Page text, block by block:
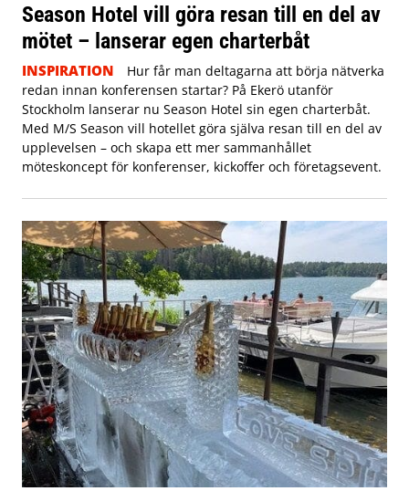
Season Hotel vill göra resan till en del av
mötet – lanserar egen charterbåt
INSPIRATION
Hur får man deltagarna att börja nätverka
redan innan konferensen startar? På Ekerö utanför
Stockholm lanserar nu Season Hotel sin egen charterbåt.
Med M/S Season vill hotellet göra själva resan till en del av
upplevelsen – och skapa ett mer sammanhållet
möteskoncept för konferenser, kickoffer och företagsevent.